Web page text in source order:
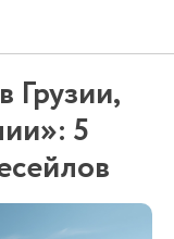
Грузии,
5